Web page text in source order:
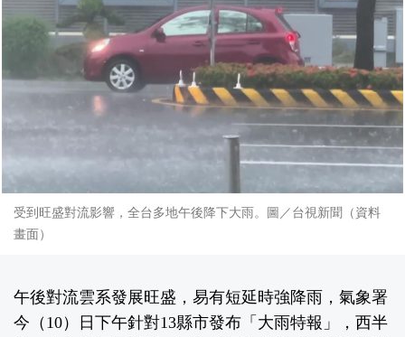
受到旺盛對流影響，全台多地午後降下大雨。圖／台視新聞（資料
畫面）
午後對流雲系發展旺盛，易有短延時強降雨，氣象署
今（10）日下午針對13縣市發布「大雨特報」，西半